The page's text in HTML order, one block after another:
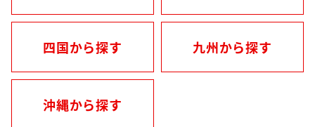
四国から探す 九州から探す
沖縄から探す